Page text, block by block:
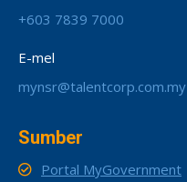
+603 7839 7000
E-mel
mynsr@talentcorp.com.my
Sumber
Portal MyGovernment